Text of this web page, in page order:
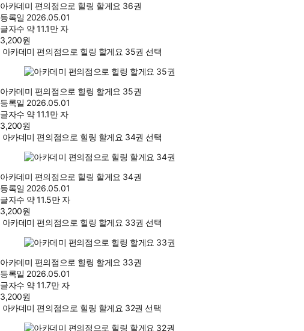
아카데미 편의점으로 힐링 할게요 36권
등록일 2026.05.01
글자수 약 11.1만 자
3,200원
아카데미 편의점으로 힐링 할게요 35권 선택
아카데미 편의점으로 힐링 할게요 35권
등록일 2026.05.01
글자수 약 11.1만 자
3,200원
아카데미 편의점으로 힐링 할게요 34권 선택
아카데미 편의점으로 힐링 할게요 34권
등록일 2026.05.01
글자수 약 11.5만 자
3,200원
아카데미 편의점으로 힐링 할게요 33권 선택
아카데미 편의점으로 힐링 할게요 33권
등록일 2026.05.01
글자수 약 11.7만 자
3,200원
아카데미 편의점으로 힐링 할게요 32권 선택